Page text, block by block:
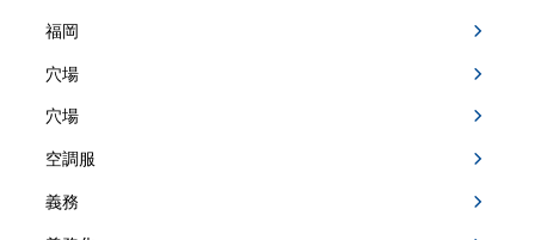
福岡
穴場
穴場
空調服
義務